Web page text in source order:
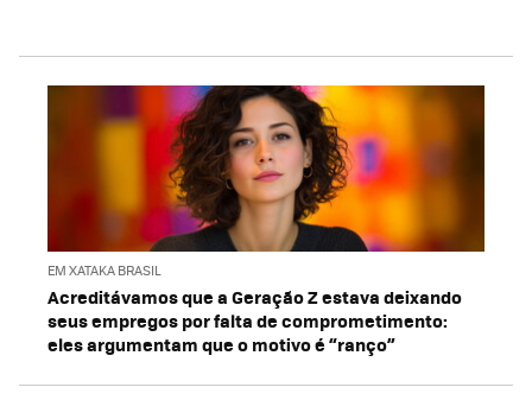
EM XATAKA BRASIL
Acreditávamos que a Geração Z estava deixando
seus empregos por falta de comprometimento:
eles argumentam que o motivo é “ranço”